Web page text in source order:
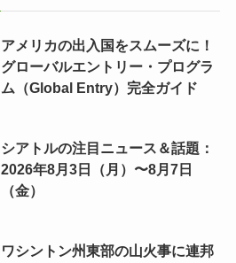
アメリカの出入国をスムーズに！
グローバルエントリー・プログラ
ム（Global Entry）完全ガイド
シアトルの注目ニュース＆話題：
2026年8月3日（月）〜8月7日
（金）
ワシントン州東部の山火事に連邦